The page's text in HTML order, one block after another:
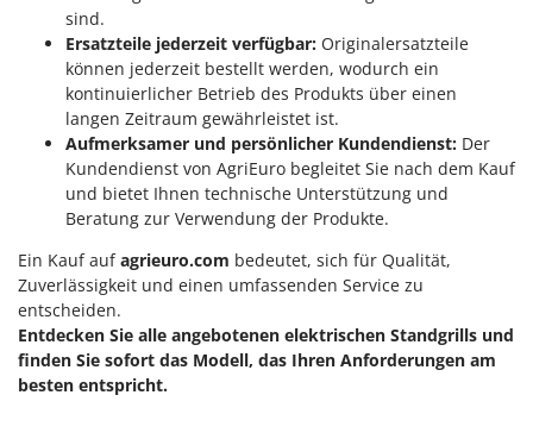
Nilfisk
Ninja
Novatec
Novital
NuAir
NuovaFac
O
Officine Savioli
Oliviero
Olix
OMA
sind.
Ersatzteile jederzeit verfügbar: Originalersatzteile
können jederzeit bestellt werden, wodurch ein
kontinuierlicher Betrieb des Produkts über einen
langen Zeitraum gewährleistet ist.
Aufmerksamer und persönlicher Kundendienst: Der
Kundendienst von AgriEuro begleitet Sie nach dem Kauf
und bietet Ihnen technische Unterstützung und
Beratung zur Verwendung der Produkte.
Ein Kauf aufagrieuro.com bedeutet, sich für Qualität,
Zuverlässigkeit und einen umfassenden Service zu
entscheiden.
Entdecken Sie alle angebotenen elektrischen Standgrills und
finden Sie sofort das Modell, das Ihren Anforderungen am
besten entspricht.